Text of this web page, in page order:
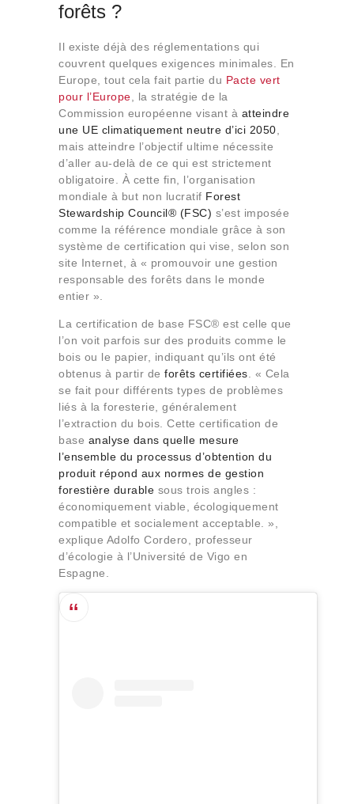
forêts ?
Il existe déjà des réglementations qui
couvrent quelques exigences minimales. En
Europe, tout cela fait partie du Pacte vert
pour l’Europe , la stratégie de la
Commission européenne visant à atteindre
une UE climatiquement neutre d’ici 2050
mais atteindre l’objectif ultime nécessite
d’aller au-delà de ce qui est strictement
obligatoire. À cette fin, l’organisation
mondiale à but non lucratif Forest
Stewardship Council® (FSC) s’est imposée
comme la référence mondiale grâce à son
système de certification qui vise, selon son
site Internet, à « promouvoir une gestion
responsable des forêts dans le monde
entier ».
La certification de base FSC® est celle que
l’on voit parfois sur des produits comme le
bois ou le papier, indiquant qu’ils ont été
obtenus à partir de forêts certifiées . « Cela
se fait pour différents types de problèmes
liés à la foresterie, généralement
l’extraction du bois. Cette certification de
base analyse dans quelle mesure
l’ensemble du processus d’obtention du
produit répond aux normes de gestion
forestière durable sous trois angles :
économiquement viable, écologiquement
compatible et socialement acceptable. »,
explique Adolfo Cordero, professeur
d’écologie à l’Université de Vigo en
Espagne.